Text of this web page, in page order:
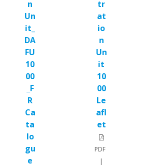
tr
at
io
n
Un
it
10
00
Le
afl
et
PDF
|
n
Un
it_
DA
FU
10
00
_F
R
Ca
ta
lo
gu
e